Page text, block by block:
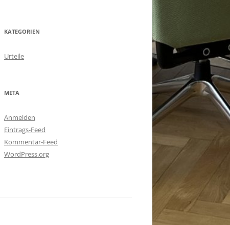
KATEGORIEN
Urteile
META
Anmelden
Eintrags-Feed
Kommentar-Feed
WordPress.org